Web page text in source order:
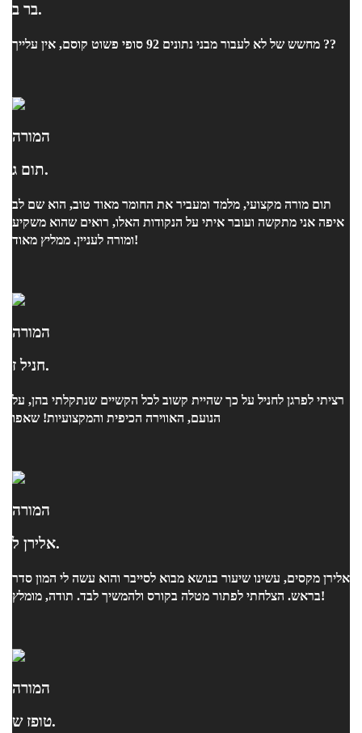
בר ב.
מחשש של לא לעבור מבני נתונים 92 סופי פשוט קוסם, אין עלייך ??
המורה
תום ג.
תום מורה מקצועי, מלמד ומעביר את החומר מאוד טוב, הוא שם לב
איפה אני מתקשה ועובר איתי על הנקודות האלו, רואים שהוא משקיע
ומורה לעניין. ממליץ מאוד!
המורה
חניל ז.
רציתי לפרגן לחניל על כך שהיית קשוב לכל הקשיים שנתקלתי בהן, על
הנועם, האווירה הכיפית והמקצועיות! שאפו
המורה
אלירן ל.
אלירן מקסים, עשינו שיעור בנושא מבוא לסייבר והוא עשה לי המון סדר
בראש. הצלחתי לפתור מטלה בקורס ולהמשיך לבד. תודה, מומלץ!
המורה
טופז ש.